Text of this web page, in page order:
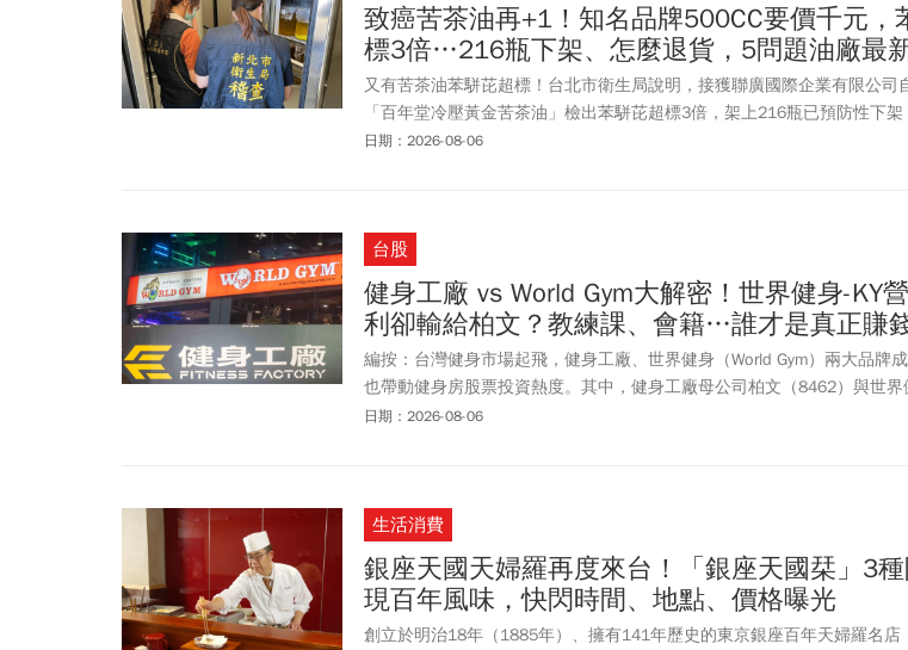
致癌苦茶油再+1！知名品牌500CC要價千元，
標3倍…216瓶下架、怎麼退貨，5問題油廠最
又有苦茶油苯駢芘超標！台北市衛生局說明，接獲聯廣國際企業有限公司
「百年堂冷壓黃金苦茶油」檢出苯駢芘超標3倍，架上216瓶已預防性下
接獲農七十生物科技有限公司自主通報，「冬化技研苦茶油」檢出苯駢芘
罪。致癌苦茶油出自哪5間油廠？問題油批號名單一次看！（原文刊載於
更新時間2026-08-06 10:25）
日期：2026-08-06
台股
健身工廠 vs World Gym大解密！世界健身-KY
利卻輸給柏文？教練課、會籍…誰才是真正賺
編按：台灣健身市場起飛，健身工廠、世界健身（World Gym）兩大品牌
也帶動健身房股票投資熱度。其中，健身工廠母公司柏文（8462）與世界
是台股市場最具代表性的兩大健身企業，但兩家公司採取截然不同的經營
大，但柏文近年在營收成長率、毛利率與營業利益率上，卻全面勝出。究
身（World Gym）誰更具投資價值？本文將從營收結構、商業模式、展店
入拆解台灣兩大健身品牌的競爭版圖。
日期：2026-08-06
生活消費
銀座天國天婦羅再度來台！「銀座天國栞」3
現百年風味，快閃時間、地點、價格曝光
創立於明治18年（1885年）、擁有141年歷史的東京銀座百年天婦羅名店